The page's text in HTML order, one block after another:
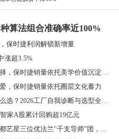
算法组合准确率近100%
保时捷利润解锁新增量
涨超3.5%
专属定制拓宽消费选择，保时捷销量依托美学价值沉淀客群
，保时捷销量依托圈层文化蓄力
服装跨境供货平台怎么选？2026工厂自我诊断与选型全流程指南
家A股累计回购超19亿元
注射医生怎么选？成都艺星三位优法兰"千支导师”团，用3000支实战经验定义好医生标准